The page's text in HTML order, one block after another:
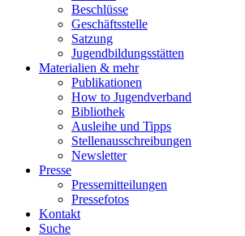
Beschlüsse
Geschäftsstelle
Satzung
Jugendbildungsstätten
Materialien & mehr
Publikationen
How to Jugendverband
Bibliothek
Ausleihe und Tipps
Stellenausschreibungen
Newsletter
Presse
Pressemitteilungen
Pressefotos
Kontakt
Suche